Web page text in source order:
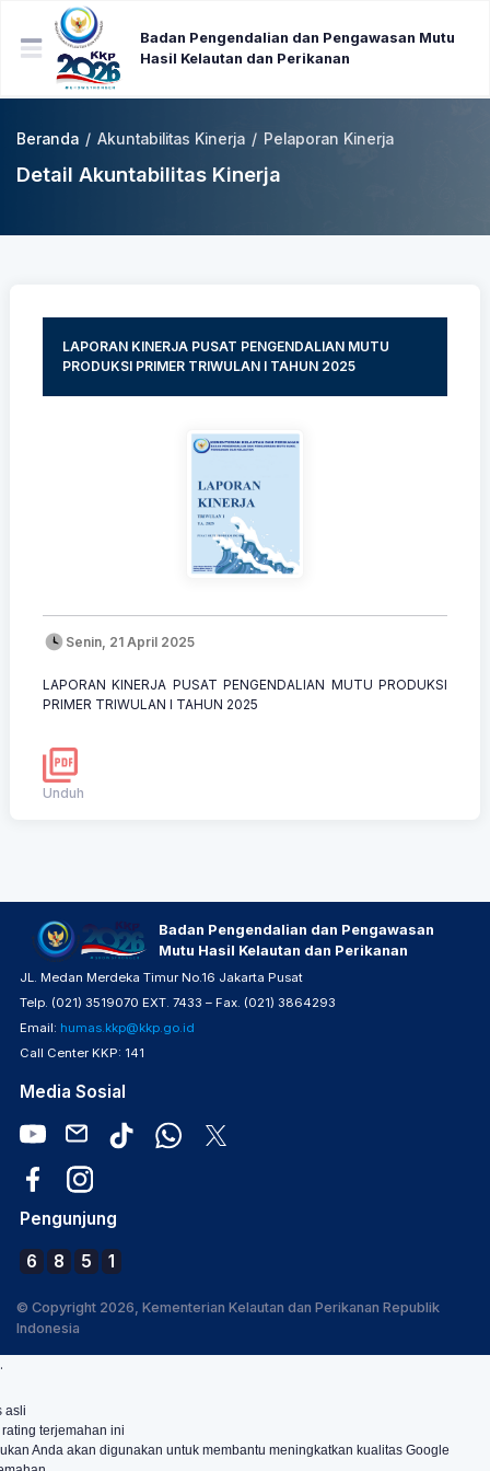
Badan Pengendalian dan Pengawasan Mutu
Hasil Kelautan dan Perikanan
Beranda / Akuntabilitas Kinerja / Pelaporan Kinerja
Detail Akuntabilitas Kinerja
LAPORAN KINERJA PUSAT PENGENDALIAN MUTU
PRODUKSI PRIMER TRIWULAN I TAHUN 2025
Senin, 21 April 2025
LAPORAN KINERJA PUSAT PENGENDALIAN MUTU PRODUKSI
PRIMER TRIWULAN I TAHUN 2025
Unduh
Badan Pengendalian dan Pengawasan
Mutu Hasil Kelautan dan Perikanan
JL. Medan Merdeka Timur No.16 Jakarta Pusat
Telp. (021) 3519070 EXT. 7433 – Fax. (021) 3864293
Email: humas.kkp@kkp.go.id
Call Center KKP: 141
Media Sosial
Pengunjung
6 8 5 1
© Copyright 2026, Kementerian Kelautan dan Perikanan Republik
Indonesia
.
asli
terjemahan ini
Anda akan digunakan untuk membantu meningkatkan kualitas Google